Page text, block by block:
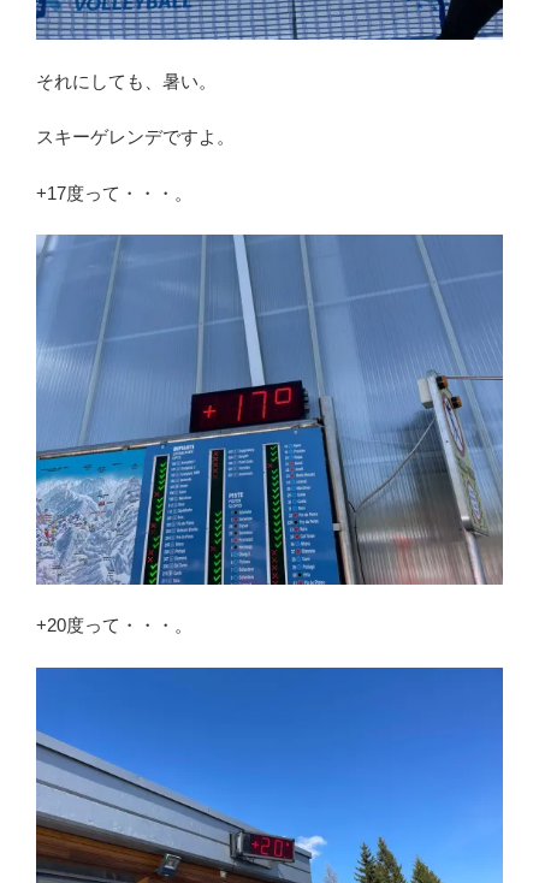
それにしても、暑い。
スキーゲレンデですよ。
+17度って・・・。
+20度って・・・。